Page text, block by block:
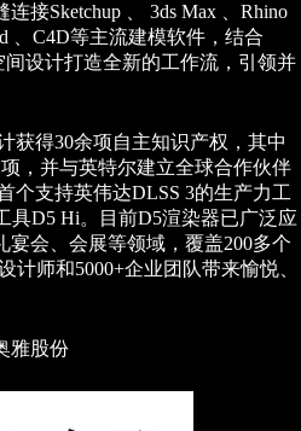
接Sketchup 、 3ds Max 、Rhino
、C4D等主流建模软件，结合
设计打造全新的工作流，引领并
获得30余项自主知识产权，其中
，并与英特尔建立全球合作伙伴
个支持英伟达DLSS 3的生产力工
具D5 Hi。目前D5渲染器已广泛应
宴会、会展等领域，覆盖200多个
计师和5000+企业团队带来愉悦、
雅股份